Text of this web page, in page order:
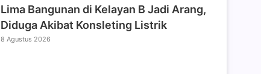
Lima Bangunan di Kelayan B Jadi Arang,
Diduga Akibat Konsleting Listrik
8 Agustus 2026